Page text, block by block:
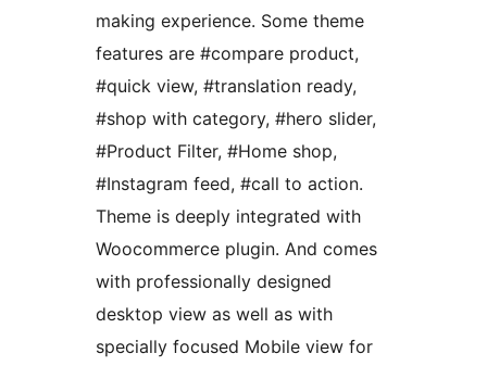
making experience. Some theme
features are #compare product,
#quick view, #translation ready,
#shop with category, #hero slider,
#Product Filter, #Home shop,
#Instagram feed, #call to action.
Theme is deeply integrated with
Woocommerce plugin. And comes
with professionally designed
desktop view as well as with
specially focused Mobile view for